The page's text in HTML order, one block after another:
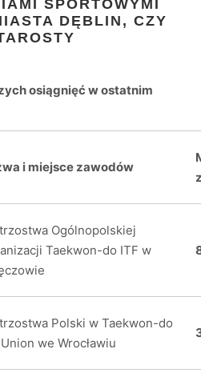
SPORTOWYMI
DĘBLIN, CZY
osiągnięć w ostatnim
i miejsce zawodów
Ogólnopolskiej
Taekwon-do ITF w
Polski w Taekwon-do
we Wrocławiu